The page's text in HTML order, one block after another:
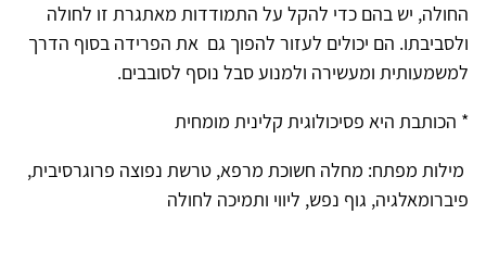
החולה, יש בהם כדי להקל על התמודדות מאתגרת זו לחולה
ולסביבתו. הם יכולים לעזור להפוך גם את הפרידה בסוף הדרך
למשמעותית ומעשירה ולמנוע סבל נוסף לסובבים.
* הכותבת היא פסיכולוגית קלינית מומחית
מילות מפתח: מחלה חשוכת מרפא, טרשת נפוצה פרוגרסיבית,
פיברומאלגיה, גוף נפש, ליווי ותמיכה לחולה